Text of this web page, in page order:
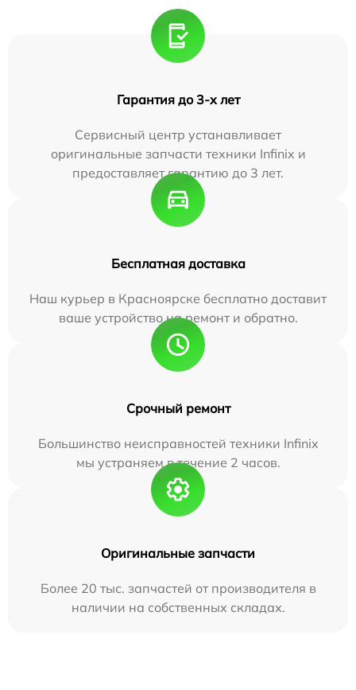
Гарантия до 3-х лет
Сервисный центр устанавливает
оригинальные запчасти техники Infinix и
предоставляет гарантию до 3 лет.
Бесплатная доставка
Наш курьер в Красноярске бесплатно доставит
ваше устройство на ремонт и обратно.
Срочный ремонт
Большинство неисправностей техники Infinix
мы устраняем в течение 2 часов.
Оригинальные запчасти
Более 20 тыс. запчастей от производителя в
наличии на собственных складах.